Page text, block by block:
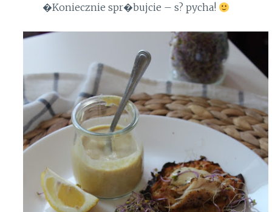
�Koniecznie spr�bujcie – s? pycha!